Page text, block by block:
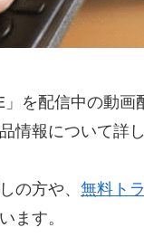
を配信中の動
情報について詳
の方や、 無料ト
ます。